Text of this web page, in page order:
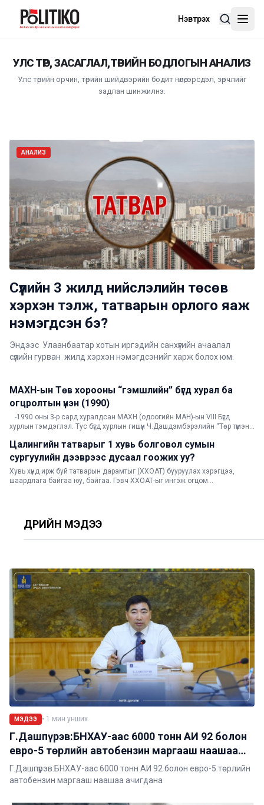
Нэвтрэх
УЛС ТӨР, ЗАСАГЛАЛ,ТӨРИЙН БОДЛОГЫН АНАЛИЗ
Улс төрийн орчин, төрийн шийдвэрийн бодит нөлөө, эрсдэл, зөрчлийг
задлан шинжилнэ.
АНАЛИЗ
Сүүлийн 3 жилд нийслэлийн төсөв
хэрхэн тэлж, татварын орлого яаж
нэмэгдсэн бэ?
Эндээс Улаанбаатар хотын иргэдийн санхүүгийн ачаалал
сүүлийн гурван жилд хэрхэн нэмэгдсэнийг харж болох юм.
АРХИВ
МАХН-ын Төв хорооны “гэмшлийн” бүгд хурал ба
огцролтын үнэн (1990)
-1990 оны 3-р сард хуралдсан МАХН (одоогийн МАН)-ын VIII Бүгд
хурлын тэмдэглэл. Тус бүгд хурлын гишүүн Ч.Дашдэмбэрэлийн “Төр түмэнд
АНАЛИЗ
Цалингийн татварыг 1 хувь болговол сумын
сургуулийн дээврээс дусаал гоожих уу?
Хувь хүнд ирж буй татварын дарамтыг (ХХОАТ) бууруулах хэрэгцээ,
шаардлага байгаа юу, байгаа. Гэвч ХХОАТ-ыг ингэж огцом
ӨДРИЙН МЭДЭЭ
МЭДЭЭ • 1 мин унших
Г.Дашпүрэв:БНХАУ-аас 6000 тонн АИ 92 болон
евро-5 төрлийн автобензин маргааш наашаа
ачигдана
Г.Дашпүрэв:БНХАУ-аас 6000 тонн АИ 92 болон евро-5 төрлийн
автобензин маргааш наашаа ачигдана